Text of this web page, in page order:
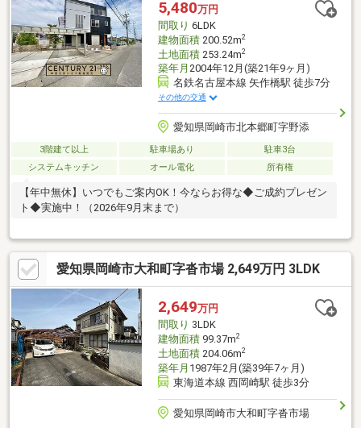
5,480万円
間取り 6LDK
建物面積200.52m2
土地面積253.24m2
築年月 2004年12月(築21年9ヶ月)
名鉄名古屋本線 矢作橋駅 徒歩7分
その他の交通
愛知県岡崎市北本郷町字野添
3階建て以上 駐車場あり
駐車3台
システムキッチン
オール電化 所有権
【年中無休】いつでもご案内OK！今ならお得な◆ご成約プレゼン
ト◆実施中！（2026年9月末まで）
愛知県岡崎市大和町字沓市場 2,649万円 3LDK
2,649万円
間取り 3LDK
建物面積99.37m2
土地面積204.06m2
築年月 1987年2月(築39年7ヶ月)
東海道本線 西岡崎駅 徒歩3分
愛知県岡崎市大和町字沓市場